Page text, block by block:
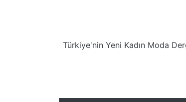
Türkiye'nin Yeni Kadın Moda